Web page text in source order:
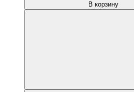
В корзину